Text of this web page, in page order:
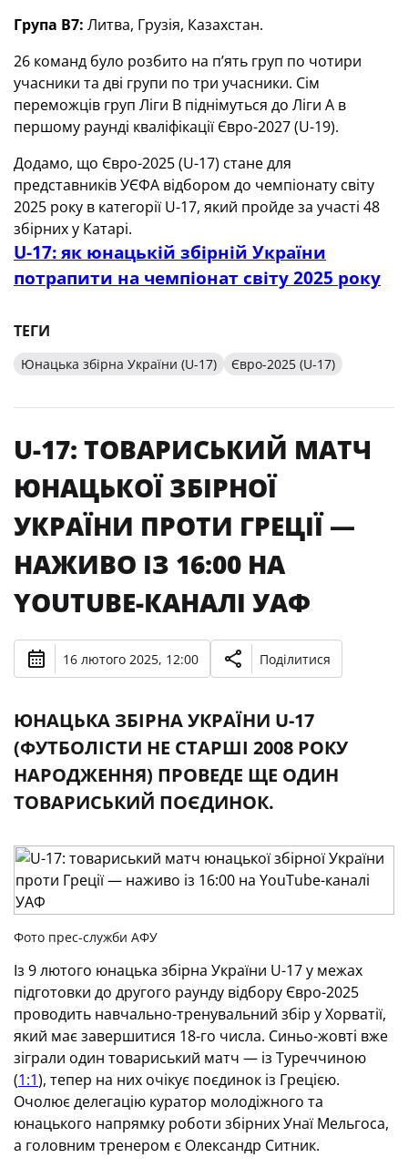
Група В7: Литва, Грузія, Казахстан.
26 команд було розбито на п’ять груп по чотири
учасники та дві групи по три учасники. Сім
переможців груп Ліги B піднімуться до Ліги A в
першому раунді кваліфікації Євро-2027 (U-19).
Додамо, що Євро-2025 (U-17) стане для
представників УЄФА відбором до чемпіонату світу
2025 року в категорії U-17, який пройде за участі 48
збірних у Катарі.
U-17: як юнацькій збірній України
потрапити на чемпіонат світу 2025 року
ТЕГИ
Юнацька збірна України (U-17) Євро-2025 (U-17)
U-17: ТОВАРИСЬКИЙ МАТЧ
ЮНАЦЬКОЇ ЗБІРНОЇ
УКРАЇНИ ПРОТИ ГРЕЦІЇ —
НАЖИВО ІЗ 16:00 НА
YOUTUBE-КАНАЛІ УАФ
16 лютого 2025, 12:00 Поділитися
ЮНАЦЬКА ЗБІРНА УКРАЇНИ U-17
(ФУТБОЛІСТИ НЕ СТАРШІ 2008 РОКУ
НАРОДЖЕННЯ) ПРОВЕДЕ ЩЕ ОДИН
ТОВАРИСЬКИЙ ПОЄДИНОК.
Фото прес-служби АФУ
Із 9 лютого юнацька збірна України U-17 у межах
підготовки до другого раунду відбору Євро-2025
проводить навчально-тренувальний збір у Хорватії,
який має завершитися 18-го числа. Синьо-жовті вже
зіграли один товариський матч — із Туреччиною
(1:1), тепер на них очікує поєдинок із Грецією.
Очолює делегацію куратор молодіжного та
юнацького напрямку роботи збірних Унаї Мельгоса,
а головним тренером є Олександр Ситник.